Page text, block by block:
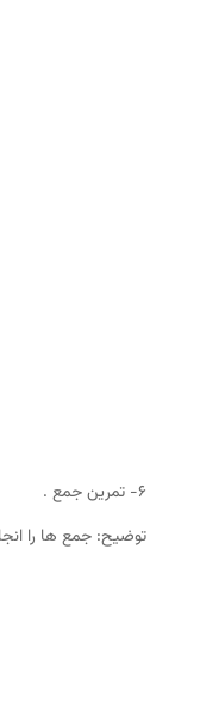
۶- تمرین جمع .
توضیح: جمع ها را